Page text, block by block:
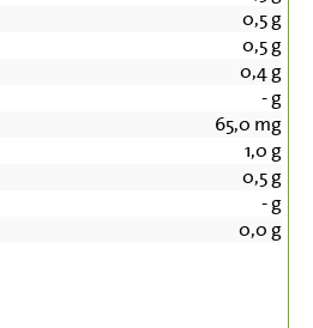
0,5g
0,5g
0,4g
-g
65,0 mg
1,0 g
0,5g
-g
0,0 g